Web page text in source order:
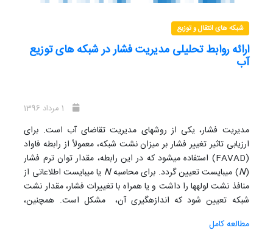
شبکه های انتقال و توزیع
ارائه روابط تحلیلی مدیریت فشار در شبکه های توزیع
آب
مدیریت فشار، یکی از روش­های مدیریت تقاضای آب است. برای
ارزیابی تاثیر تغییر فشار بر میزان نشت شبکه، معمولاً از رابطه فاواد
(
FAVAD) استفاده می­شود که در این رابطه، مقدار توان ترم فشار
(
N) می­بایست تعیین گردد. برای محاسبهN یا می­بایست اطلاعاتی از
منافذ نشت لوله­ها را داشت و یا همراه با تغییرات فشار، مقدار نشت
شبکه تعیین شود که اندازه­گیری آن، مشکل است. همچنین،
نشت آب نیز کافی به نظر نمی­رسد. ­ در مطالعه حاضر روش تحلیلی
مطالعه کامل